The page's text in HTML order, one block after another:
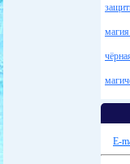
E-